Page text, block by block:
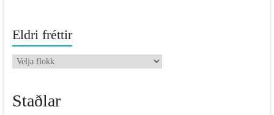
Eldri fréttir
Eldri
Staðlar